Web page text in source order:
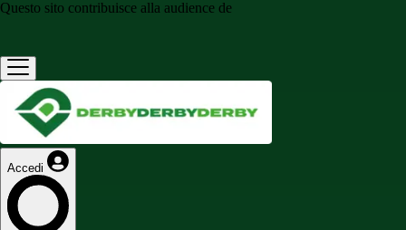
Questo sito contribuisce alla audience de
Accedi